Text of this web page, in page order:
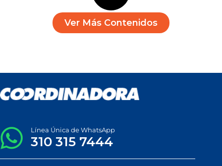
Ver Más Contenidos
Línea Única de WhatsApp
310 315 7444